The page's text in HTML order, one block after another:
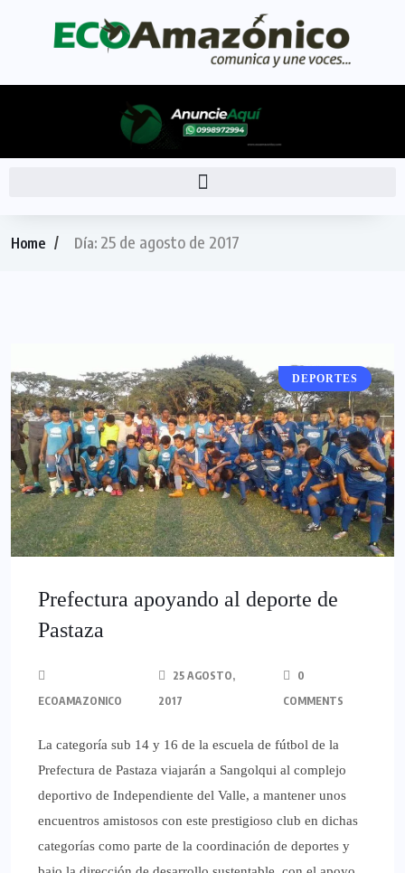
Home Día: 25 de agosto de 2017
DEPORTES
Prefectura apoyando al deporte de
Pastaza
ECOAMAZONICO
25 AGOSTO,
2017
0
COMMENTS
La categoría sub 14 y 16 de la escuela de fútbol de la
Prefectura de Pastaza viajarán a Sangolqui al complejo
deportivo de Independiente del Valle, a mantener unos
encuentros amistosos con este prestigioso club en dichas
categorías como parte de la coordinación de deportes y